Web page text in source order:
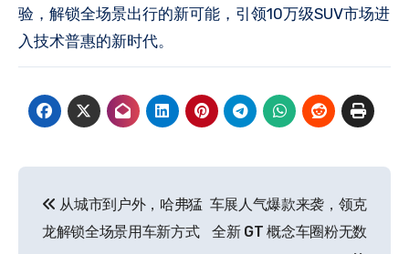
验，解锁全场景出行的新可能，引领10万级SUV市场进
入技术普惠的新时代。
章
从城市到户外，哈弗猛
龙解锁全场景用车新方式
车展人气爆款来袭，领克
全新 GT 概念车圈粉无数